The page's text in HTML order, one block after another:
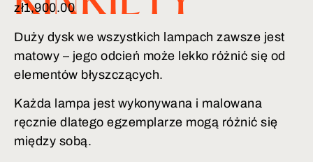
zł1,900.00
Duży dysk we wszystkich lampach zawsze jest
matowy – jego odcień może lekko różnić się od
elementów błyszczących.
Każda lampa jest wykonywana i malowana
ręcznie dlatego egzemplarze mogą różnić się
między sobą.